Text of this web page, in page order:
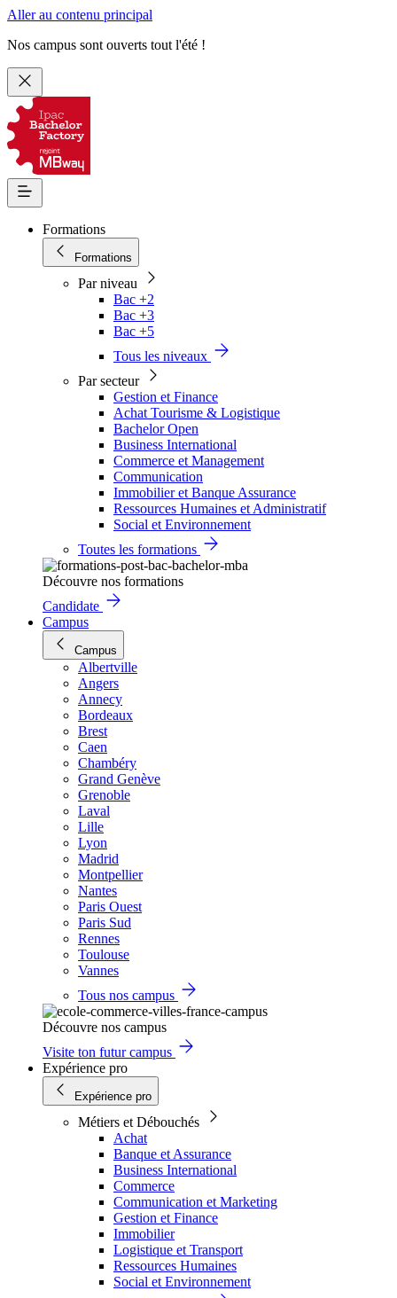
Aller au contenu principal
Nos campus sont ouverts tout l'été !
Formations
Formations
Par niveau
Bac +2
Bac +3
Bac +5
Tous les niveaux
Par secteur
Gestion et Finance
Achat Tourisme & Logistique
Bachelor Open
Business International
Commerce et Management
Communication
Immobilier et Banque Assurance
Ressources Humaines et Administratif
Social et Environnement
Toutes les formations
Découvre nos formations
Candidate
Campus
Campus
Albertville
Angers
Annecy
Bordeaux
Brest
Caen
Chambéry
Grand Genève
Grenoble
Laval
Lille
Lyon
Madrid
Montpellier
Nantes
Paris Ouest
Paris Sud
Rennes
Toulouse
Vannes
Tous nos campus
Découvre nos campus
Visite ton futur campus
Expérience pro
Expérience pro
Métiers et Débouchés
Achat
Banque et Assurance
Business International
Commerce
Communication et Marketing
Gestion et Finance
Immobilier
Logistique et Transport
Ressources Humaines
Social et Environnement